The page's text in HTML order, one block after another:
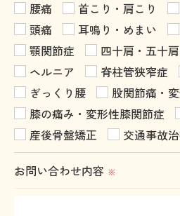
腰痛 首こり・肩こり
頭痛
耳鳴り・めまい
顎関節症
四十肩・五十肩
ヘルニア
脊柱管狭窄症
ぎっくり腰
股関節痛・
膝の痛み・変形性膝関節症
産後骨盤矯正
交通事故
お問い合わせ内容 ※